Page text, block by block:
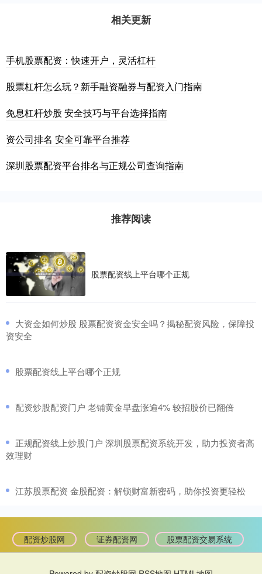
相关更新
手机股票配资：快速开户，灵活杠杆
股票杠杆怎么玩？新手融资融券与配资入门指南
免息杠杆炒股 安全技巧与平台选择指南
资公司排名 安全可靠平台推荐
深圳股票配资平台排名与正规公司查询指南
推荐阅读
股票配资线上平台哪个正规
​大资金如何炒股 股票配资资金安全吗？揭秘配资风险，保障投
资安全
​股票配资线上平台哪个正规
​配资炒股配资门户 老铺黄金早盘涨逾4% 较招股价已翻倍
​正规配资线上炒股门户 深圳股票配资系统开发，助力投资者高
效理财
​江苏股票配资 金股配资：解锁财富新密码，助你投资更轻松
配资炒股网 证券配资网 股票配资交易系统